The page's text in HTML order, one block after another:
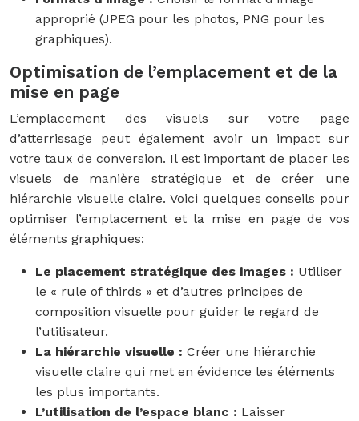
approprié (JPEG pour les photos, PNG pour les
graphiques).
Optimisation de l’emplacement et de la
mise en page
L’emplacement des visuels sur votre page
d’atterrissage peut également avoir un impact sur
votre taux de conversion. Il est important de placer les
visuels de manière stratégique et de créer une
hiérarchie visuelle claire. Voici quelques conseils pour
optimiser l’emplacement et la mise en page de vos
éléments graphiques:
Le placement stratégique des images : Utiliser
le « rule of thirds » et d’autres principes de
composition visuelle pour guider le regard de
l’utilisateur.
La hiérarchie visuelle : Créer une hiérarchie
visuelle claire qui met en évidence les éléments
les plus importants.
L’utilisation de l’espace blanc : Laisser